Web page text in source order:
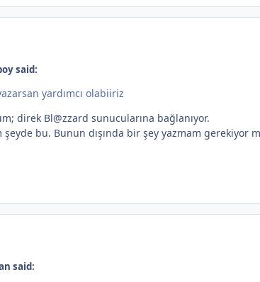
said:
yardımcı olabiiriz
direk Bl@zzard sunucularına bağlanıyor.
şeyde bu. Bunun dışında bir şey yazmam gerekiyor
said: